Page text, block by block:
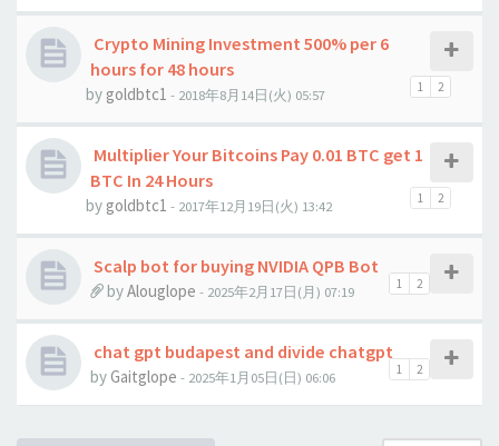
Crypto Mining Investment 500% per 6
hours for 48 hours
1 2
by goldbtc1 - 2018年8月14日(火) 05:57
Multiplier Your Bitcoins Pay 0.01 BTC get 1
BTC In 24 Hours
1 2
by goldbtc1 - 2017年12月19日(火) 13:42
Scalp bot for buying NVIDIA QPB Bot
1 2
byAlouglope - 2025年2月17日(月) 07:19
chat gpt budapest and divide chatgpt
1 2
byGaitglope - 2025年1月05日(日) 06:06